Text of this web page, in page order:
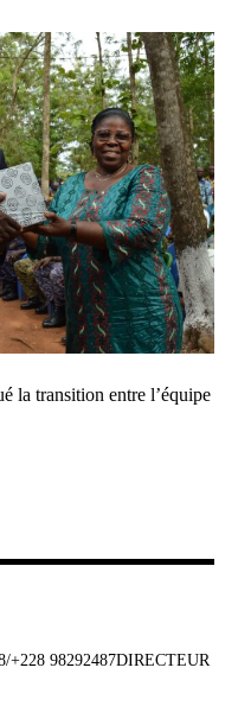
la transition entre l’équipe
+228 98292487DIRECTEUR